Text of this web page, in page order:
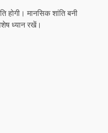
होगी। मानसिक शांति बनी
ध्यान रखें।